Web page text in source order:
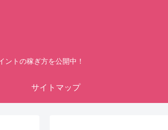
トの稼ぎ方を公開中！
サイトマップ